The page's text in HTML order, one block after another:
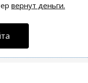
вернут деньги.